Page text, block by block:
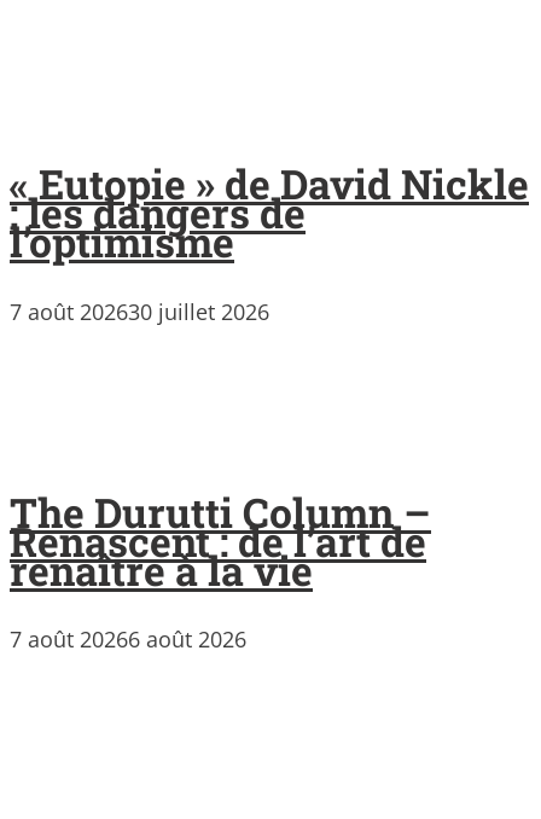
« Eutopie » de David Nickle
: les dangers de
l’optimisme
7 août 202630 juillet 2026
The Durutti Column –
Renascent : de l’art de
renaître à la vie
7 août 20266 août 2026